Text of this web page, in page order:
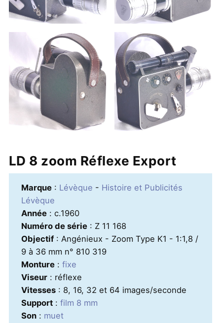
LD 8 zoom Réflexe Export
Marque: Lévèque - Histoire et Publicités
Lévèque
Année: c.1960
Numéro de série: Z 11 168
Objectif: Angénieux - Zoom Type K1 - 1:1,8 /
9 à 36 mm n° 810 319
Monture: fixe
Viseur: réflexe
Vitesses: 8, 16, 32 et 64 images/seconde
Support: film 8 mm
Son: muet